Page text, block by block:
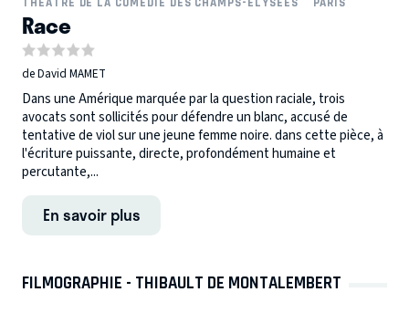
Race
de David MAMET
Dans une Amérique marquée par la question raciale, trois
avocats sont sollicités pour défendre un blanc, accusé de
tentative de viol sur une jeune femme noire. dans cette pièce, à
l'écriture puissante, directe, profondément humaine et
percutante,...
En savoir plus
FILMOGRAPHIE - THIBAULT DE MONTALEMBERT